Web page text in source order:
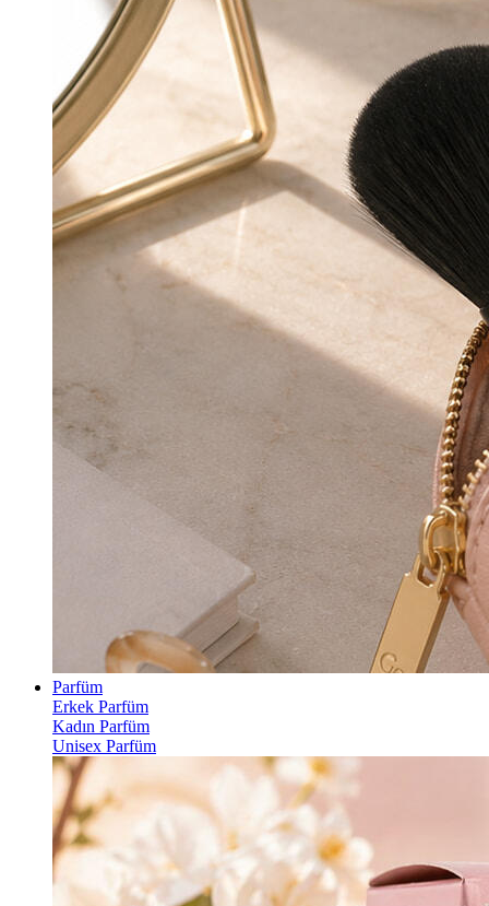
Parfüm
Erkek Parfüm
Kadın Parfüm
Unisex Parfüm